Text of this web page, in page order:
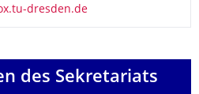
des Sekretariats